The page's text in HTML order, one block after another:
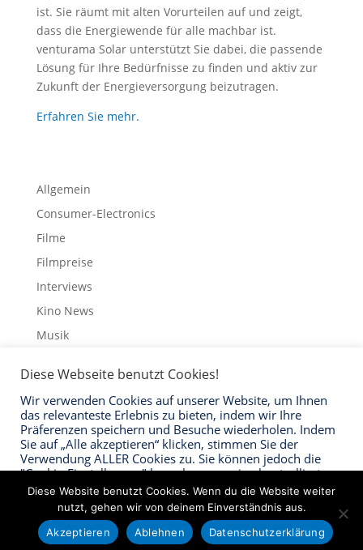
ist. Sie räumt mit alten Vorurteilen auf und zeigt,
dass die Energiewende für alle machbar ist.
venturama Solar unterstützt Sie dabei, die passende
Lösung für Ihre Bedürfnisse zu finden und aktiv zur
Zukunft der Energieversorgung beizutragen.
Erfahren Sie mehr.
Allgemein
Consumer-Electronics
Filme
Filmpreise
Interviews
Kino News
Musik
Streaming
Trailer
Impressum Datenschutzerklärung Kontakt
© Care-Verlag 2023
Diese Webseite benutzt Cookies!
Wir verwenden Cookies auf unserer Website, um Ihnen
das relevanteste Erlebnis zu bieten, indem wir Ihre
Präferenzen speichern und Besuche wiederholen. Indem
Sie auf „Alle akzeptieren“ klicken, stimmen Sie der
Verwendung ALLER Cookies zu. Sie können jedoch die
"Cookie-Einstellungen" besuchen, um eine kontrollierte
Zustimmung zu erteilen.
Cookie Einstellungen Akzeptieren "Alle"
Diese Website benutzt Cookies. Wenn du die Website weiter
nutzt, gehen wir von deinem Einverständnis aus.
Akzeptieren
Ablehnen Datenschutzerklärung